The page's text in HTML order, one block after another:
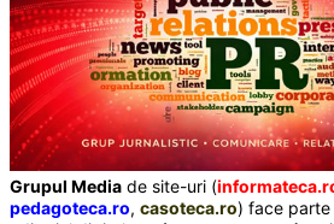
Grupul Media de site-uri (
pedagoteca.ro, casoteca.ro) face parte